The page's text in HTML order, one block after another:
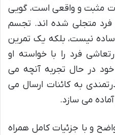
مثبت و واقعی است، گویی
متجلی شده اند. تجسم
ساده نیست، بلکه یک تمرین
فرد را با خواسته او
در حال تجربه آنچه می
به کائنات ارسال می
می سازد.
و با جزئیات کامل همراه